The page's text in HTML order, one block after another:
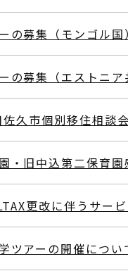
の募集（モンゴル国）
の募集（エストニア
久市個別移住相談
・旧中込第二保育
更改に伴うサー
ツアーの開催につい